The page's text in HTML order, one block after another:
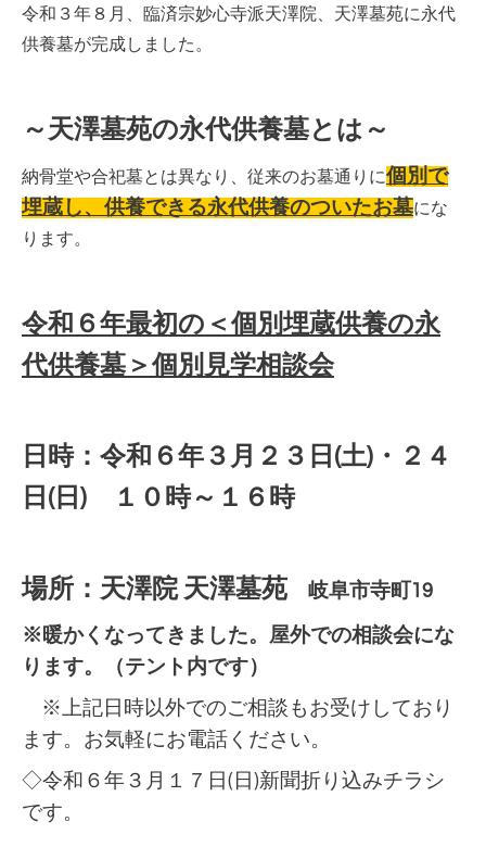
令和３年８月、臨済宗妙心寺派天澤院、天澤墓苑に永代
供養墓が完成しました。
～天澤墓苑の永代供養墓とは～
納骨堂や合祀墓とは異なり、従来のお墓通りに個別で
埋蔵し、供養できる永代供養のついたお墓にな
ります。
令和６年最初の＜個別埋蔵供養の永
代供養墓＞個別見学相談会
日時：令和６年３月２３日(土)・２４
日(日) １０時～１６時
場所：天澤院 天澤墓苑 岐阜市寺町19
※暖かくなってきました。屋外での相談会にな
ります。（テント内です）
※上記日時以外でのご相談もお受けしており
ます。お気軽にお電話ください。
◇令和６年３月１７日(日)新聞折り込みチラシ
です。